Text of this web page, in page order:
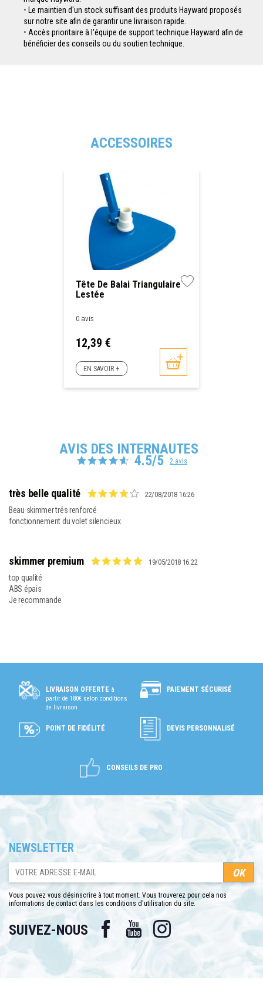
Le maintien d'un stock suffisant des produits Hayward proposés
sur notre site afin de garantir une livraison rapide.
Accès prioritaire à l'équipe de support technique Hayward afin de
bénéficier des conseils ou du soutien technique.
ACCESSOIRES
Tête De Balai Triangulaire
Lestée
0 avis
Prix
12,39 €
EN SAVOIR +
AVIS DES INTERNAUTES
4.5/5 2 avis
très belle qualité 22/08/2018 16:26
Beau skimmer trés renforcé
fonctionnement du volet silencieux
skimmer premium 19/05/2018 16:22
top qualité
ABS épais
Je recommande
LIVRAISON OFFERTE à
partir de 180€ selon conditions
de livraison
PAIEMENT SÉCURISÉ
POINT DE FIDÉLITÉ DEVIS PERSONNALISÉ
CONSEILS DE PRO
NEWSLETTER
Vous pouvez vous désinscrire à tout moment. Vous trouverez pour cela nos
informations de contact dans les conditions d'utilisation du site.
SUIVEZ-NOUS Facebook YouTube Instagram